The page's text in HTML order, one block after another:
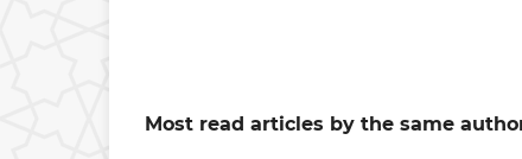
Most read articles by the same